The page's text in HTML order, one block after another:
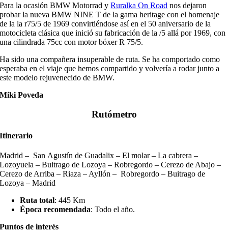
Para laocasión BMWMotorrad yRuralka On Road nos dejaron
probar la nueva BMW NINE T de la gamaheritage con el homenaje
de lala r75/5 de 1969 convirtiéndose asíen el 50 aniversario de la
motocicleta clásica que iniciósu fabricación de la /5 allápor 1969, con
una cilindrada 75cc con motor bóxer R 75/5.
Ha sido una compañera insuperable de ruta. Se ha comportado como
esperaba en el viaje que hemos compartido y volvería a rodar junto a
este modelo rejuvenecido de BMW.
Miki Poveda
Rutómetro
Itinerario
Madrid– San Agustín de Guadalix – El molar – La cabrera –
Lozoyuela – Buitrago de Lozoya – Robregordo – Cerezo de Abajo –
Cerezo de Arriba –Riaza – Ayllón – Robregordo – Buitrago de
Lozoya – Madrid
Ruta total: 445Km
Época recomendada: Todo el año.
Puntos de interés